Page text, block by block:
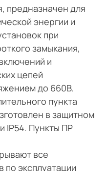
предназначен для
энергии и
при
замыкания,
и
цепей
до 660В.
пункта
в защитном
IP54. Пункты ПР
все
по эксплуатации